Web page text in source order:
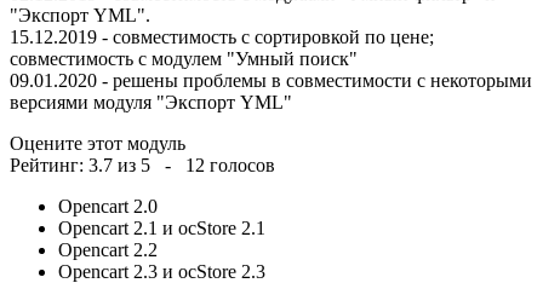
"Экспорт YML".
15.12.2019 - совместимость с сортировкой по цене;
совместимость с модулем "Умный поиск"
09.01.2020 - решены проблемы в совместимости с некоторыми
версиями модуля "Экспорт YML"
Оцените этот модуль
Рейтинг: 3.7 из 5 - 12 голосов
Opencart 2.0
Opencart 2.1 и ocStore 2.1
Opencart 2.2
Opencart 2.3 и ocStore 2.3